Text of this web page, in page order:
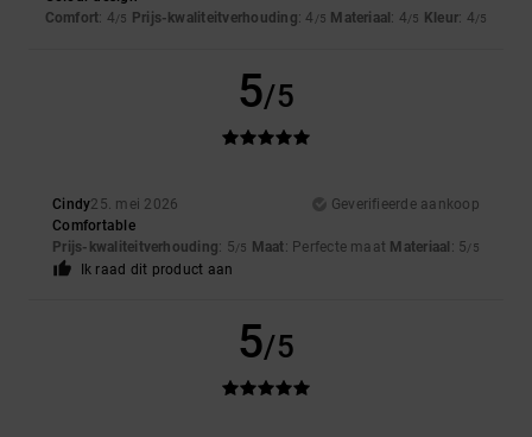
Comfort: 4/5 Prijs-kwaliteitverhouding: 4 /5 Materiaal : 4/5 Kleur: 4/5
5/5
Cindy25. mei 2026
Geverifieerde aankoop
Comfortable
Prijs-kwaliteitverhouding: 5/5 Maat: Perfecte maat Materiaal : 5/5
Ik raad dit product aan
5/5